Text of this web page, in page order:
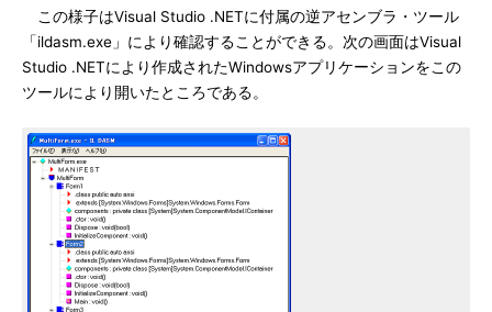
この様子はVisual Studio .NETに付属の逆アセンブラ・ツール
「ildasm.exe」により確認することができる。次の画面はVisual
Studio .NETにより作成されたWindowsアプリケーションをこの
ツールにより開いたところである。